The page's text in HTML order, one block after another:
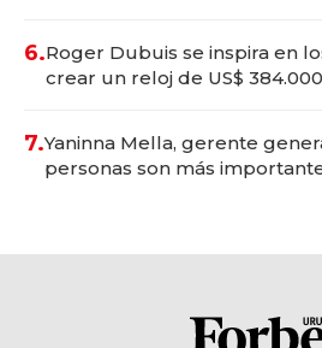
6.Roger Dubuis se inspira en
crear un reloj de US$ 384.000
7.Yaninna Mella, gerente
personas son más